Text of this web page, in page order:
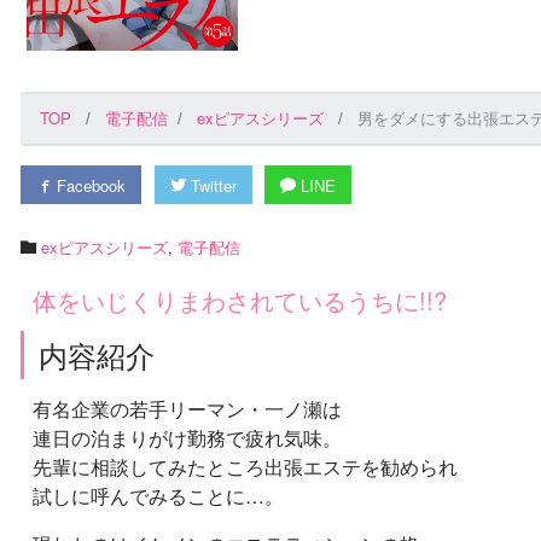
TOP 電子配信 exピアスシリーズ 男をダメにする出張エス
Facebook Twitter LINE
exピアスシリーズ, 電子配信
体をいじくりまわされているうちに!!?
内容紹介
有名企業の若手リーマン・一ノ瀬は
連日の泊まりがけ勤務で疲れ気味。
先輩に相談してみたところ出張エステを勧められ
試しに呼んでみることに…。